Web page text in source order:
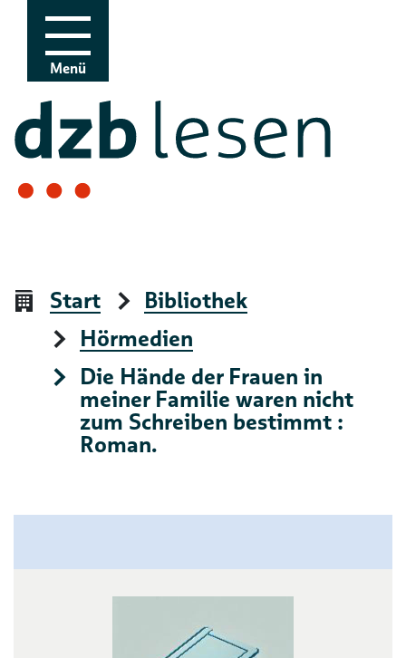
Zur Navigation
Zum Inhalt
Menü
Start
Bibliothek
Hörmedien
Die Hände der Frauen in
meiner Familie waren nicht
zum Schreiben bestimmt :
Roman.